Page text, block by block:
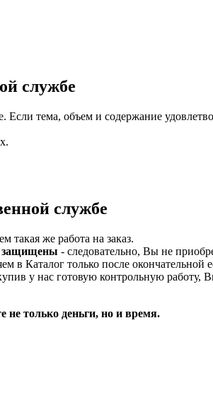
службе
Если тема, объем и содержание
службе
такая же работа на заказ.
защищены - следовательно, Вы не
в Каталог только после окончательной
у нас готовую контрольную работу,
не только деньги, но и время.